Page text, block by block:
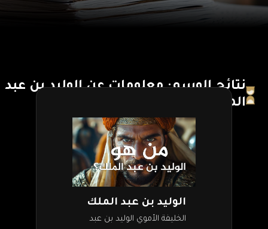
نتائج الوسم: معلومات عن الوليد بن عبد
الملك
الوليد بن عبد الملك
الخليفة الأموي الوليد بن عبد